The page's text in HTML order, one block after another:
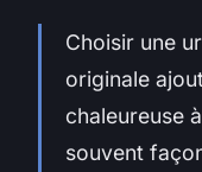
Choisir une
originale
chaleureuse
souvent